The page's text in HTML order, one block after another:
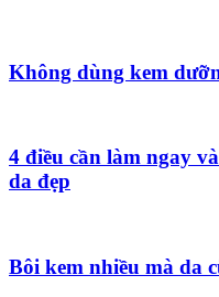
Không dùng kem
4 điều cần làm ngay
da đẹp
Bôi kem nhiều mà da